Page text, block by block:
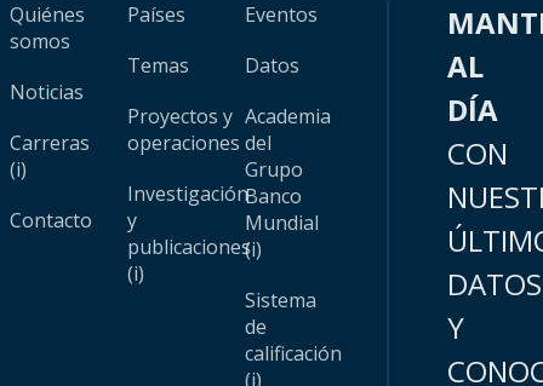
Quiénes
somos
Noticias
Carreras
(i)
Contacto
Países
Temas
Proyectos y
operaciones
Investigación
y
publicaciones
(i)
Eventos
Datos
Academia
del
Grupo
Banco
Mundial
(i)
Sistema
de
calificación
(i)
AL
DÍA
CON
DATOS
Y